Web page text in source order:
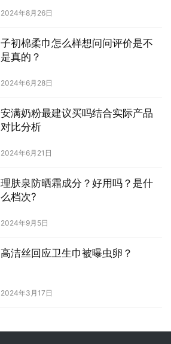
2024年8月26日
子初棉柔巾怎么样想问问评价是不
是真的？
2024年6月28日
安满奶粉最建议买吗结合实际产品
对比分析
2024年6月21日
理肤泉防晒霜成分？好用吗？是什
么档次?
2024年9月5日
高洁丝回应卫生巾被曝虫卵？
2024年3月17日